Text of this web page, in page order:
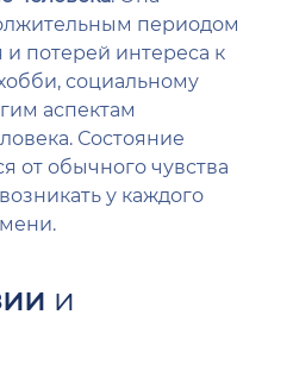
периодом
потерей интереса к
социальному
аспектам
Состояние
от обычного чувства
у каждого
и